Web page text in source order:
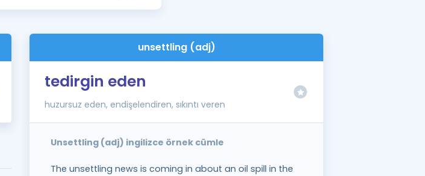
İngilizce Gramer
unsettling (adj)
tedirgin eden
huzursuz eden, endişelendiren, sıkıntı veren
Unsettling (adj) ingilizce örnek cümle
The unsettling news is coming in about an oil spill in the